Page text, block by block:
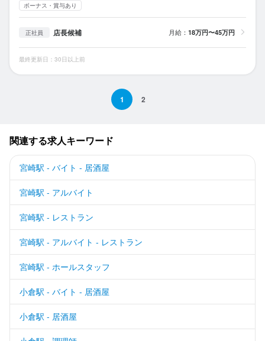
ボーナス・賞与あり
正社員 店長候補 月給： 18万円〜45万円
最終更新日：30日以上前
1 2
関連する求人キーワード
宮崎駅 - バイト - 居酒屋
宮崎駅 - アルバイト
宮崎駅 - レストラン
宮崎駅 - アルバイト - レストラン
宮崎駅 - ホールスタッフ
小倉駅 - バイト - 居酒屋
小倉駅 - 居酒屋